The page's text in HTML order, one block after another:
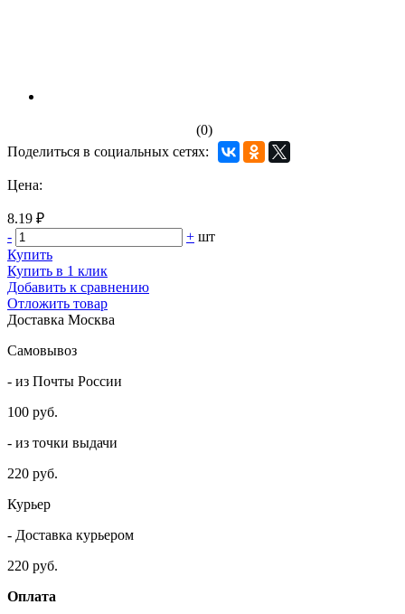
(0)
Поделиться в социальных сетях:
Цена:
8.19 ₽
-
+ шт
Купить
Купить в 1 клик
Добавить к сравнению
Отложить товар
Доставка Москва
Самовывоз
- из Почты России
100 руб.
- из точки выдачи
220 руб.
Курьер
- Доставка курьером
220 руб.
Оплата